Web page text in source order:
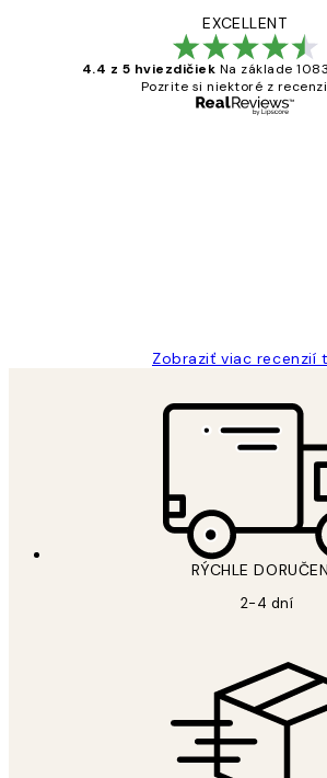
EXCELLENT
4.4 z 5 hviezdičiek Na základe
Pozrite si niektoré z
Zobraziť viac recenzií
RÝCHLE
2-4 dní